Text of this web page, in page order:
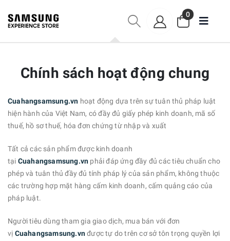
0
Chính sách hoạt động chung
Cuahangsamsung.vn hoạt động dựa trên sự tuân thủ pháp luật
hiện hành của Việt Nam, có đầy đủ giấy phép kinh doanh, mã số
thuế, hồ sơ thuế, hóa đơn chứng từ nhập và xuất
Tất cả các sản phẩm được kinh doanh
tại Cuahangsamsung.vn phải đáp ứng đầy đủ các tiêu chuẩn cho
phép và tuân thủ đầy đủ tính pháp lý của sản phẩm, không thuộc
các trường hợp mặt hàng cấm kinh doanh, cấm quảng cáo của
pháp luật.
Người tiêu dùng tham gia giao dịch, mua bán với đơn
vị Cuahangsamsung.vn được tự do trên cơ sở tôn trọng quyền lợi